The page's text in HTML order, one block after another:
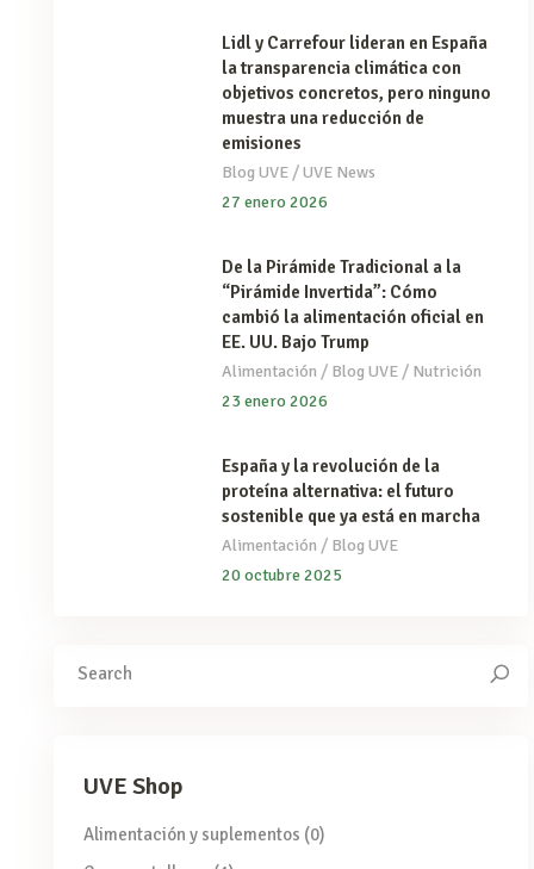
Lidl y Carrefour lideran en España
la transparencia climática con
objetivos concretos, pero ninguno
muestra una reducción de
emisiones
Blog UVE/UVE News
27 enero 2026
De la Pirámide Tradicional a la
“Pirámide Invertida”: Cómo
cambió la alimentación oficial en
EE. UU. Bajo Trump
Alimentación / Blog UVE/ Nutrición
23 enero 2026
España y la revolución de la
proteína alternativa: el futuro
sostenible que ya está en marcha
Alimentación / Blog UVE
20 octubre 2025
UVE Shop
Alimentación y suplementos (0)